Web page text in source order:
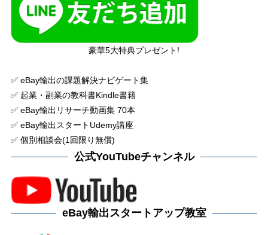
豪華5大特典プレゼント!
✅ eBay輸出の課題解決ナビゲート集
✅ 起業・副業の教科書Kindle書籍
✅ eBay輸出リサーチ動画集 70本
✅ eBay輸出スタートUdemy講座
✅ 個別相談会(1回限り無償)
公式YouTubeチャンネル
eBay輸出スタートアップ教室